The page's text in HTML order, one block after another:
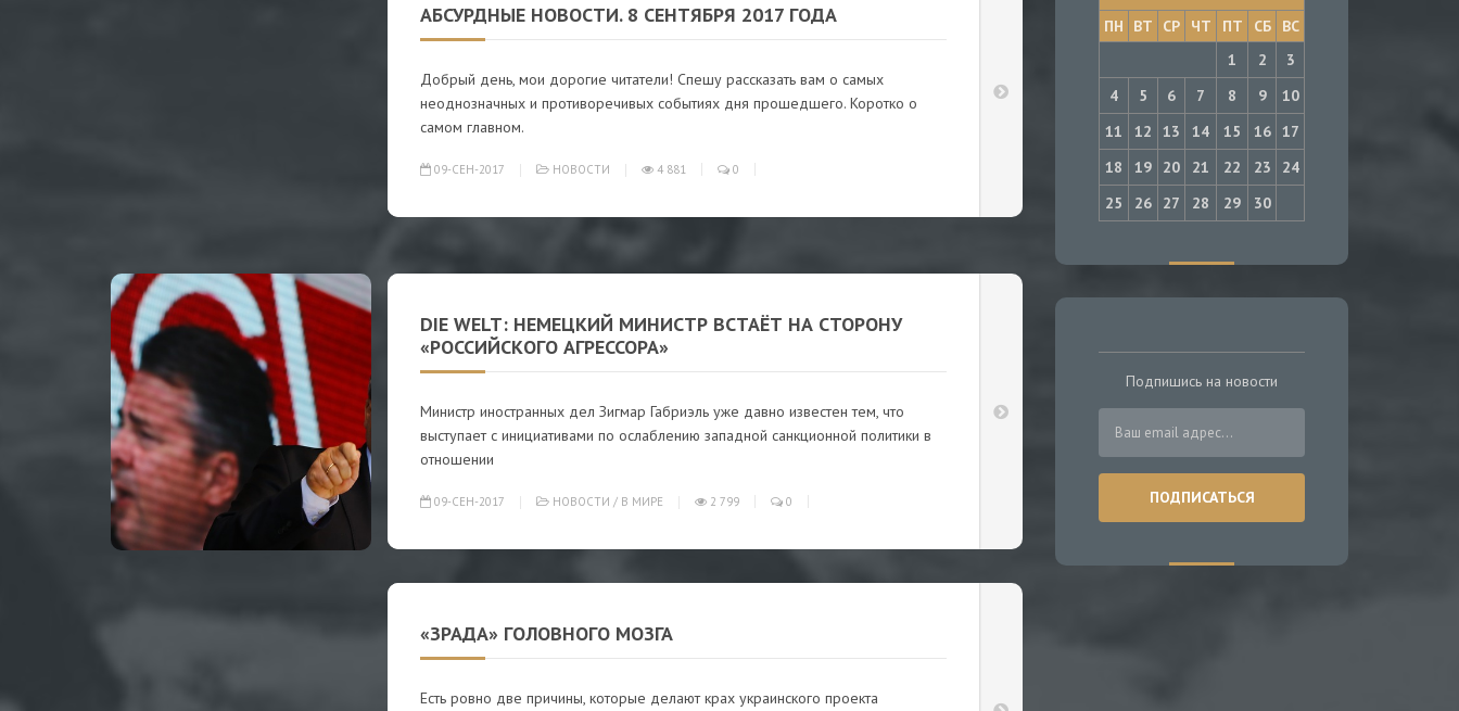
АБСУРДНЫЕ НОВОСТИ. 8 СЕНТЯБРЯ 2017 ГОДА
Добрый день, мои дорогие читатели! Спешу рассказать вам о самых
неоднозначных и противоречивых событиях дня прошедшего. Коротко о
самом главном.
09-СЕН-2017 НОВОСТИ 4 881 0
DIE WELT: НЕМЕЦКИЙ МИНИСТР ВСТАЁТ НА СТОРОНУ
«РОССИЙСКОГО АГРЕССОРА»
Министр иностранных дел Зигмар Габриэль уже давно известен тем, что
выступает с инициативами по ослаблению западной санкционной политики в
отношении
09-СЕН-2017 НОВОСТИ / В МИРЕ 2 799 0
«ЗРАДА» ГОЛОВНОГО МОЗГА
Есть ровно две причины, которые делают крах украинского проекта
ПН
ВТ СР ЧТ ПТ СБ
ВС
1
2
3
4
5 6 7 8 9
10
11
12 13 14 15 16 17
18
19 20 21 22 23
24
25
26 27 28 29 30
Подпишись на новости